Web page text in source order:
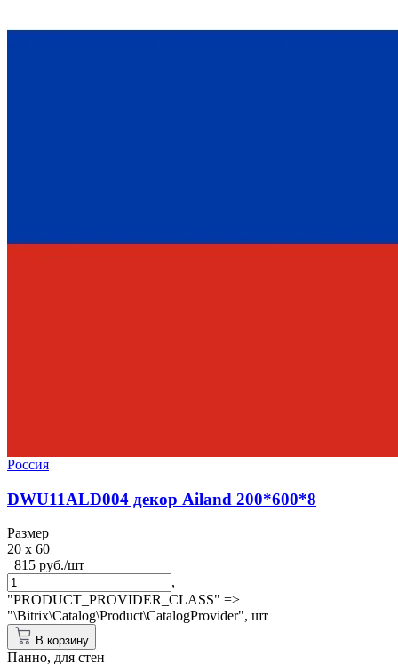
Россия
DWU11ALD004 декор Ailand 200*600*8
Размер
20 x 60
815 руб./шт
,
"PRODUCT_PROVIDER_CLASS" =>
"\Bitrix\Catalog\Product\CatalogProvider", шт
В корзину
Панно, для стен